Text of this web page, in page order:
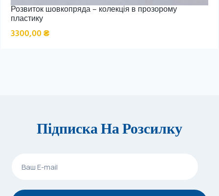
Розвиток шовкопряда – колекція в прозорому
пластику
3300,00₴
Підписка На Розсилку